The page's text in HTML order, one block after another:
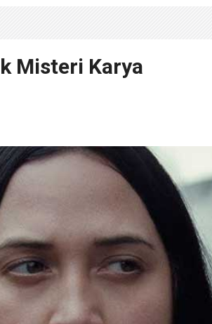
Misteri Karya